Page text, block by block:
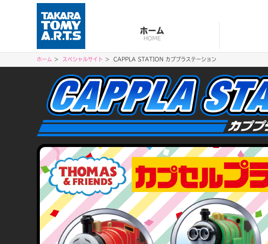
ホーム
HOME
ホーム スペシャルサイト CAPPLA STATION カププラステーション